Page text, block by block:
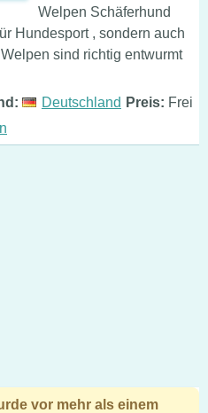
Welpen Schäferhund
Hundesport , sondern auch
sind richtig entwurmt
Deutschland Preis: Frei
vor mehr als einem